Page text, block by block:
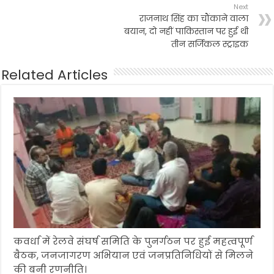
Next
राजनाथ सिंह का चौंकाने वाला
बयान, दो नहीं पाकिस्तान पर हुई थी
तीन सर्जिकल स्ट्राइक
Related Articles
कवर्धा में रेलवे संघर्ष समिति के पुनर्गठन पर हुई महत्वपूर्ण
बैठक, जनजागरण अभियान एवं जनप्रतिनिधियों से मिलने
की बनी रणनीति।